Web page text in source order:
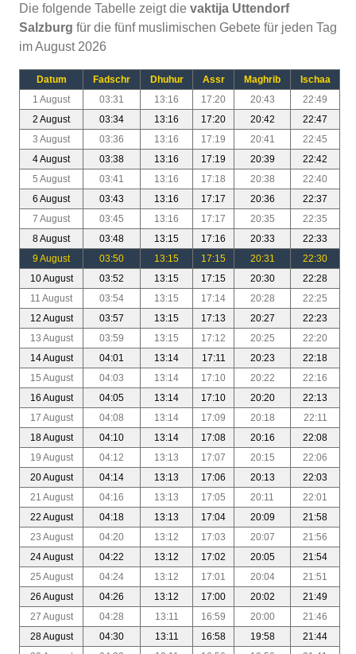
Die folgende Tabelle zeigt die vaktija Uttendorf
Salzburg für die fünf muslimischen Gebete für jeden Tag
im August 2026
Datum Fadschr Dhuhur Assr Maghrib
Ischaa
1 August
03:31 13:16 17:20 20:43
22:49
2 August
03:34 13:16 17:20 20:42
22:47
3 August
03:36 13:16 17:19 20:41
22:45
4 August
03:38 13:16 17:19 20:39
22:42
5 August
03:41 13:16 17:18 20:38
22:40
6 August
03:43 13:16 17:17 20:36
22:37
7 August
03:45 13:16 17:17 20:35
22:35
8 August
03:48 13:15 17:16 20:33
22:33
9 August
03:50 13:15 17:15 20:31
22:30
10 August
03:52 13:15 17:15 20:30
22:28
11 August
03:54 13:15 17:14 20:28
22:25
12 August
03:57 13:15 17:13 20:27
22:23
13 August
03:59 13:15 17:12 20:25
22:20
14 August
04:01 13:14 17:11 20:23
22:18
15 August
04:03 13:14 17:10 20:22
22:16
16 August
04:05 13:14 17:10 20:20
22:13
17 August
04:08 13:14 17:09 20:18
22:11
18 August
04:10 13:14 17:08 20:16
22:08
19 August
04:12 13:13 17:07 20:15
22:06
20 August
04:14 13:13 17:06 20:13
22:03
21 August
04:16 13:13 17:05 20:11
22:01
22 August
04:18 13:13 17:04 20:09
21:58
23 August
04:20 13:12 17:03 20:07
21:56
24 August
04:22 13:12 17:02 20:05
21:54
25 August
04:24 13:12 17:01 20:04
21:51
26 August
04:26 13:12 17:00 20:02
21:49
27 August
04:28 13:11 16:59 20:00
21:46
28 August
04:30 13:11 16:58 19:58
21:44